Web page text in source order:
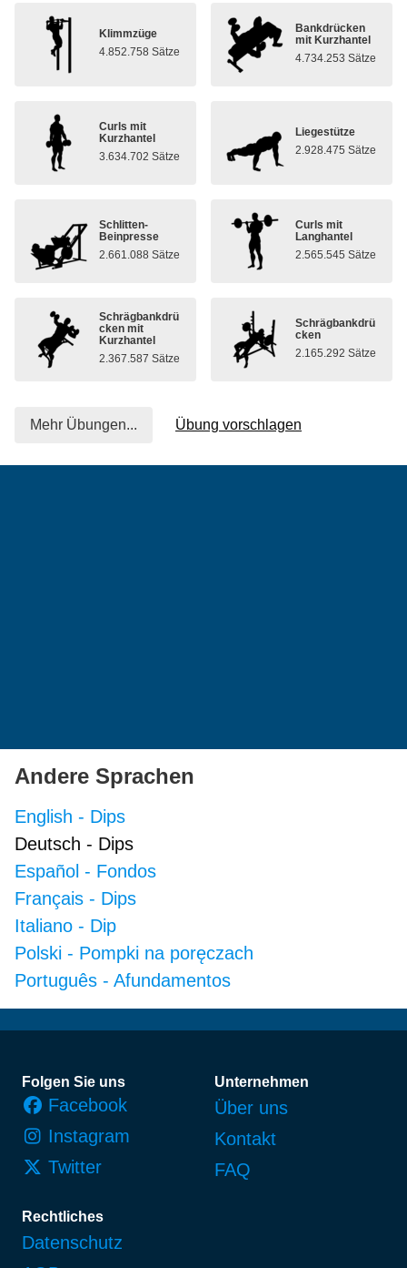
Klimmzüge
4.852.758 Sätze
Bankdrücken
mit Kurzhantel
4.734.253 Sätze
Curls mit
Kurzhantel
3.634.702 Sätze
Liegestütze
2.928.475 Sätze
Schlitten-
Beinpresse
2.661.088 Sätze
Curls mit
Langhantel
2.565.545 Sätze
Schrägbankdrü
cken mit
Kurzhantel
2.367.587 Sätze
Schrägbankdrü
cken
2.165.292 Sätze
Mehr Übungen... Übung vorschlagen
Andere Sprachen
English - Dips
Deutsch - Dips
Español - Fondos
Français - Dips
Italiano - Dip
Polski - Pompki na poręczach
Português - Afundamentos
Fußzeile
Folgen Sie uns
Facebook
Instagram
Twitter
Unternehmen
Über uns
Kontakt
FAQ
Rechtliches
Datenschutz